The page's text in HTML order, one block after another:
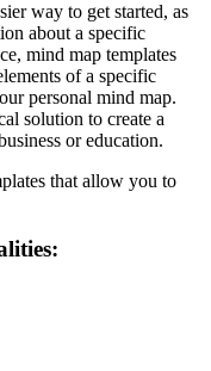
way to get started, as
about a specific
mind map templates
of a specific
personal mind map.
solution to create a
or education.
that allow you to